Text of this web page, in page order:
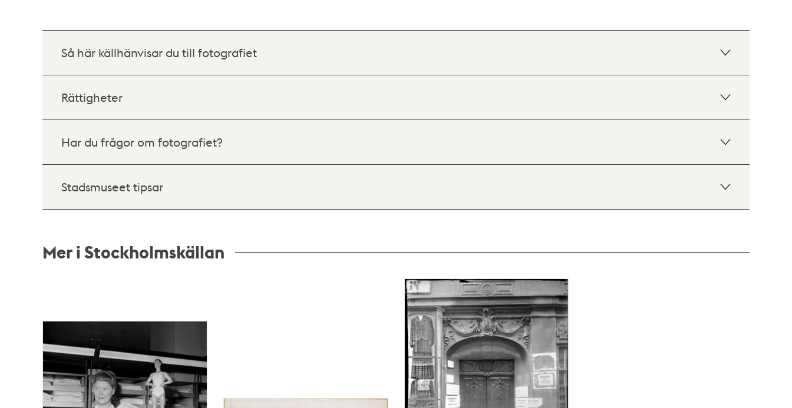
Så här källhänvisar du till fotografiet
Rättigheter
Har du frågor om fotografiet?
Stadsmuseet tipsar
Mer i Stockholmskällan